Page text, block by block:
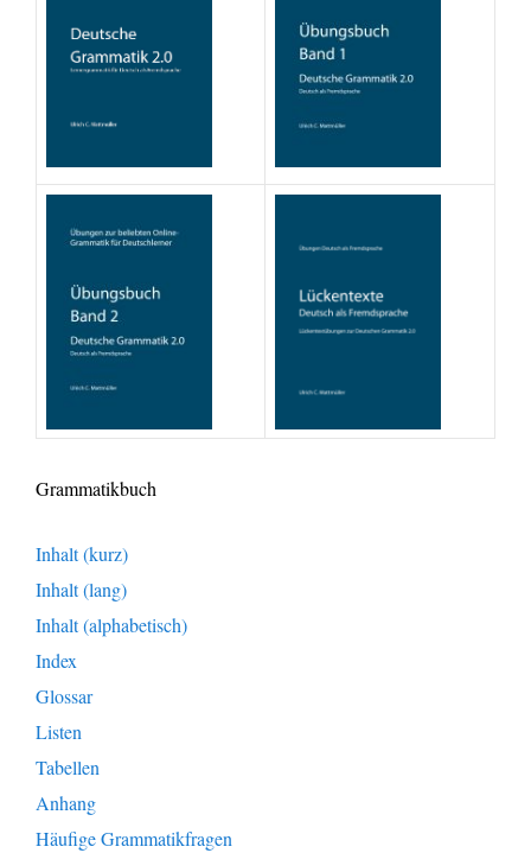
Grammatikbuch
Inhalt (kurz)
Inhalt (lang)
Inhalt (alphabetisch)
Index
Glossar
Listen
Tabellen
Anhang
Häufige Grammatikfragen